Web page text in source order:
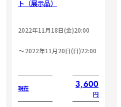
ト（展示品）
2022年11月18日(金)20:00
2022年11月20日(日)22:00
現在 3,600
円